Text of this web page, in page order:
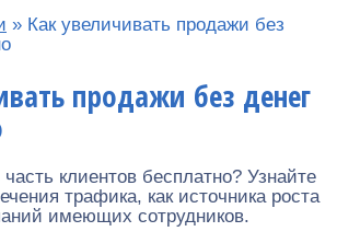
» Как увеличивать продажи без
продажи без денег
клиентов бесплатно? Узнайте
трафика, как источника роста
имеющих сотрудников.